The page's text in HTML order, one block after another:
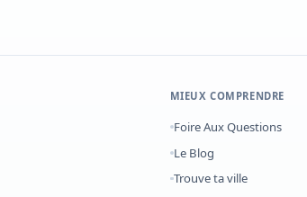
MIEUX COMPRENDRE
Foire Aux Questions
Le Blog
Trouve ta ville